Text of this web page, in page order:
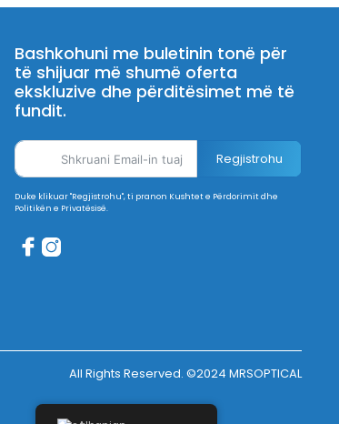
Bashkohuni me buletinin tonë për
të shijuar më shumë oferta
ekskluzive dhe përditësimet më të
fundit.
Regjistrohu
Duke klikuar "Regjistrohu", ti pranon Kushtet e Përdorimit dhe
Politikën e Privatësisë.
All Rights Reserved. ©2024 MRSOPTICAL